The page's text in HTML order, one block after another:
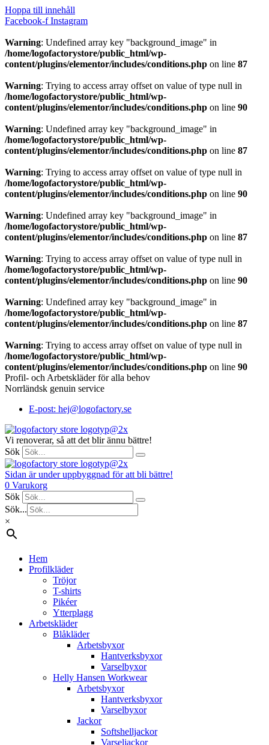
Hoppa till innehåll
Facebook-f Instagram
Warning: Undefined array key "background_image" in
/home/logofactorystore/public_html/wp-
content/plugins/elementor/includes/conditions.php on line 87
Warning: Trying to access array offset on value of type null in
/home/logofactorystore/public_html/wp-
content/plugins/elementor/includes/conditions.php on line 90
Warning: Undefined array key "background_image" in
/home/logofactorystore/public_html/wp-
content/plugins/elementor/includes/conditions.php on line 87
Warning: Trying to access array offset on value of type null in
/home/logofactorystore/public_html/wp-
content/plugins/elementor/includes/conditions.php on line 90
Warning: Undefined array key "background_image" in
/home/logofactorystore/public_html/wp-
content/plugins/elementor/includes/conditions.php on line 87
Warning: Trying to access array offset on value of type null in
/home/logofactorystore/public_html/wp-
content/plugins/elementor/includes/conditions.php on line 90
Warning: Undefined array key "background_image" in
/home/logofactorystore/public_html/wp-
content/plugins/elementor/includes/conditions.php on line 87
Warning: Trying to access array offset on value of type null in
/home/logofactorystore/public_html/wp-
content/plugins/elementor/includes/conditions.php on line 90
Profil- och Arbetskläder för alla behov
Norrländsk genuin service
E-post: hej@logofactory.se
Vi renoverar, så att det blir ännu bättre!
Sök
Sidan är under uppbyggnad för att bli bättre!
0 Varukorg
Sök
Sök...
×
Hem
Profilkläder
Tröjor
T-shirts
Pikéer
Ytterplagg
Arbetskläder
Blåkläder
Arbetsbyxor
Hantverksbyxor
Varselbyxor
Helly Hansen Workwear
Arbetsbyxor
Hantverksbyxor
Varselbyxor
Jackor
Softshelljackor
Varseljackor